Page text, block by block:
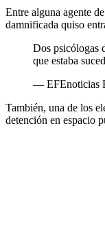
Entre alguna agente
damnificada quiso
Dos psicólogas
que estaba
— EFEnoticias
También, una de los
detención en espacio